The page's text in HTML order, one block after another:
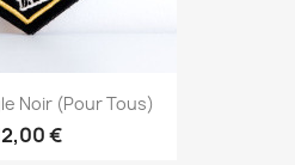
Noir (pour Tous)
€